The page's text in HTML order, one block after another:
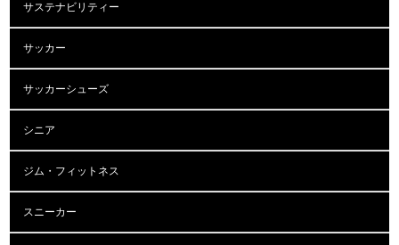
サステナビリティー
サッカー
サッカーシューズ
シニア
ジム・フィットネス
スニーカー